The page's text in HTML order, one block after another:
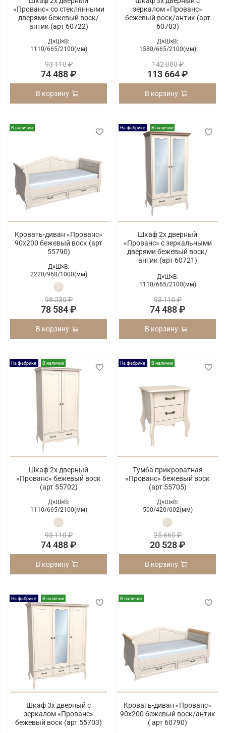
«Прованс» со стеклянными
дверями бежевый воск/
антик (арт 60722)
Д×Ш×В:
1110/665/2100(мм)
93 110 ₽
74 488 ₽
В корзину
зеркалом «Прованс»
бежевый воск/антик (арт
60703)
Д×Ш×В:
1580/665/2100(мм)
142 080 ₽
113 664 ₽
В корзину
В наличии
Кровать-диван «Прованс»
90х200 бежевый воск (арт
55790)
Д×Ш×В:
2220/968/1000(мм)
98 230 ₽
78 584 ₽
В корзину
На фабрике В наличии
Шкаф 2х дверный
«Прованс» с зеркальными
дверями бежевый воск/
антик (арт 60721)
Д×Ш×В:
1110/665/2100(мм)
93 110 ₽
74 488 ₽
В корзину
На фабрике В наличии
Шкаф 2х дверный
«Прованс» бежевый воск
(арт 55702)
Д×Ш×В:
1110/665/2100(мм)
93 110 ₽
74 488 ₽
В корзину
На фабрике В наличии
Тумба прикроватная
«Прованс» бежевый воск
(арт 55705)
Д×Ш×В:
500/420/602(мм)
25 660 ₽
20 528 ₽
В корзину
На фабрике В наличии
Шкаф 3х дверный с
зеркалом «Прованс»
бежевый воск (арт 55703)
В наличии
Кровать-диван «Прованс»
90х200 бежевый воск/антик
( арт 60790)